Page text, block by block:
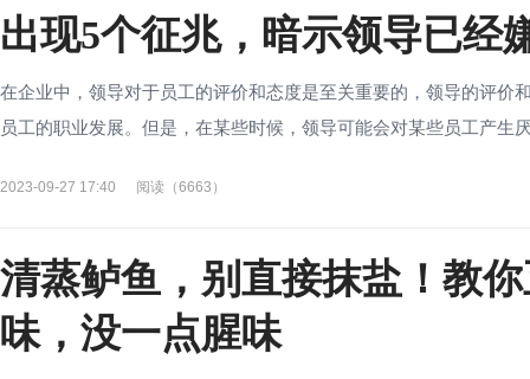
出现5个征兆，暗示领导已经
在企业中，领导对于员工的评价和态度是至关重要的，领导的评价
员工的职业发展。但是，在某些时候，领导可能会对某些员工产生
2023-09-27 17:40 阅读（6663）
清蒸鲈鱼，别直接抹盐！教
味，没一点腥味